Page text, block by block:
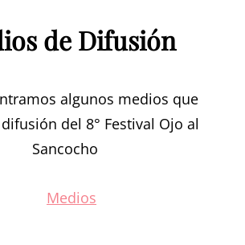
de Difusión
algunos medios que
del 8° Festival Ojo al
Sancocho